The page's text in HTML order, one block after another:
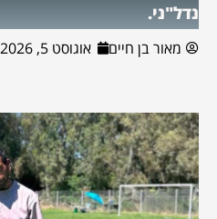
נדל"ני.
מאור בן חיים אוגוסט 5, 2026